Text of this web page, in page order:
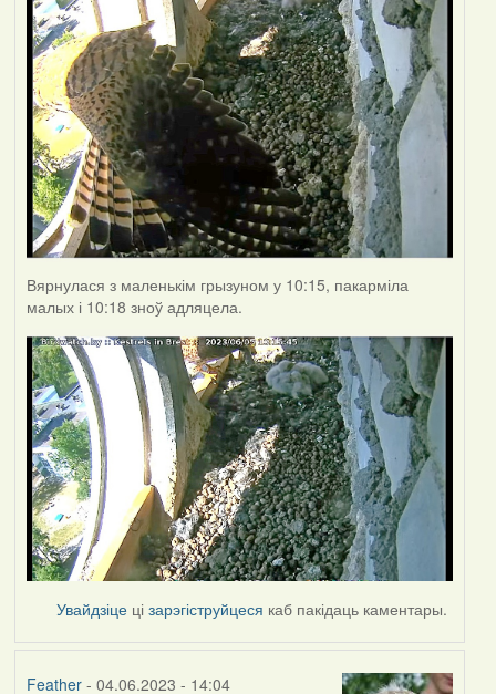
Вярнулася з маленькім грызуном у 10:15, пакарміла
малых і 10:18 зноў адляцела.
Увайдзіце цізарэгіструйцеся каб пакідаць каментары.
Feather- 04.06.2023 - 14:04